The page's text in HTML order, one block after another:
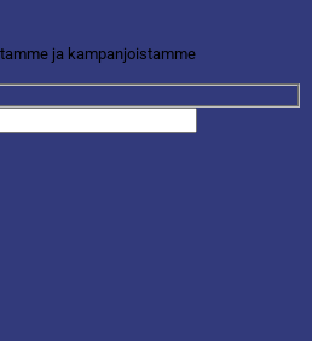
ja kampanjoistamme